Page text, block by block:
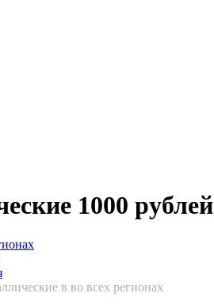
1000 рублей
в во всех регионах